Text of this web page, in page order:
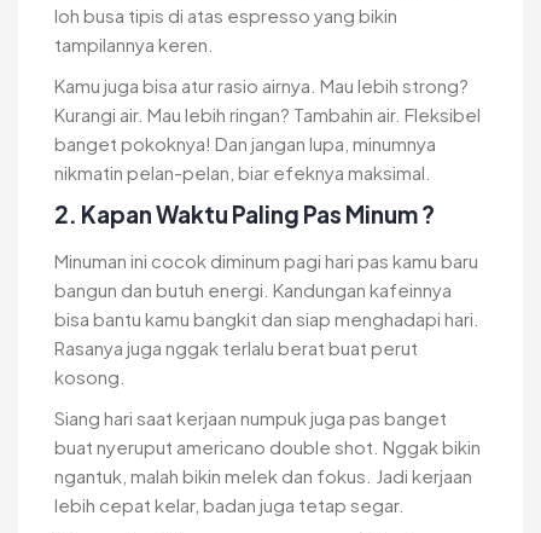
loh busa tipis di atas espresso yang bikin
tampilannya keren.
Kamu juga bisa atur rasio airnya. Mau lebih strong?
Kurangi air. Mau lebih ringan? Tambahin air. Fleksibel
banget pokoknya! Dan jangan lupa, minumnya
nikmatin pelan-pelan, biar efeknya maksimal.
2. Kapan Waktu Paling Pas Minum ?
Minuman ini cocok diminum pagi hari pas kamu baru
bangun dan butuh energi. Kandungan kafeinnya
bisa bantu kamu bangkit dan siap menghadapi hari.
Rasanya juga nggak terlalu berat buat perut
kosong.
Siang hari saat kerjaan numpuk juga pas banget
buat nyeruput americano double shot. Nggak bikin
ngantuk, malah bikin melek dan fokus. Jadi kerjaan
lebih cepat kelar, badan juga tetap segar.